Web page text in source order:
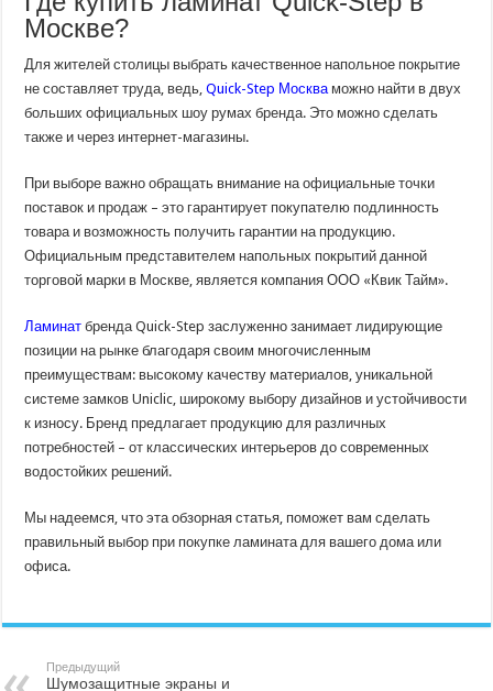
Москве?
Для жителей столицы выбрать качественное напольное покрытие
не составляет труда, ведь,Quick-Step Москваможно найти в двух
больших официальных шоу румах бренда. Это можно сделать
также и через интернет-магазины.
При выборе важно обращать внимание на официальные точки
поставок и продаж – это гарантирует покупателю подлинность
товара и возможность получить гарантии на продукцию.
Официальным представителем напольных покрытий данной
торговой марки в Москве, является компания ООО «Квик Тайм».
Ламинат бренда Quick-Step заслуженно занимает лидирующие
позиции на рынке благодаря своим многочисленным
преимуществам: высокому качеству материалов, уникальной
системе замков Uniclic, широкому выбору дизайнов и устойчивости
к износу. Бренд предлагает продукцию для различных
потребностей – от классических интерьеров до современных
водостойких решений.
Мы надеемся, что эта обзорная статья, поможет вам сделать
правильный выбор при покупке ламината для вашего дома или
офиса.
Предыдущий
Шумозащитные экраны и